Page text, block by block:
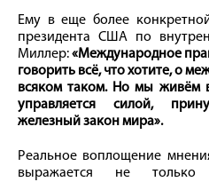
Ему в еще более
президента США по
Миллер:«Международное
говорить всё, что хотите, о
всяком таком. Но мы живём
управляется силой,
железный закон мира».
Реальное воплощение
выражается не